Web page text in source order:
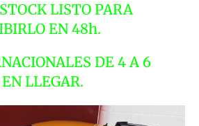
LISTO PARA
EN 48h.
DE 4 A 6
LLEGAR.